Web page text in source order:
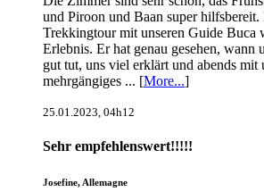
und Piroon und Baan super hilfsbereit.
Trekkingtour mit unseren Guide Buca
Erlebnis. Er hat genau gesehen, wann
gut tut, uns viel erklärt und abends mit
mehrgängiges ... [More...]
25.01.2023, 04h12
Sehr empfehlenswert!!!!!
Josefine, Allemagne